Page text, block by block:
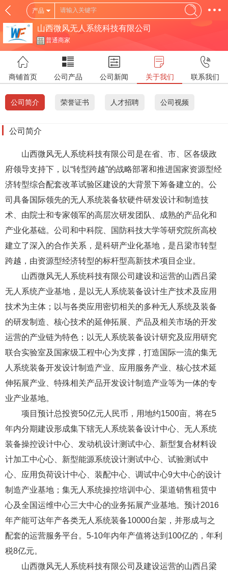
产品
山西微风无人系统科技有限公司
普通商家
商铺首页 公司产品 公司新闻 关于我们 联系我们
公司简介 荣誉证书 人才招聘 公司视频
公司简介
山西微风无人系统科技有限公司是在省、市、区各级政
府领导支持下，以“转型跨越”的战略部署和推进国家资源型经
济转型综合配套改革试验区建设的大背景下筹备建立的。公
司具备国际领先的无人系统装备软硬件研发设计和制造技
术、由院士和专家领军的高层次研发团队、成熟的产品化和
产业化基础。公司和中科院、国防科技大学等研究院所高校
建立了深入的合作关系，是科研产业化基地，是吕梁市转型
跨越，由资源型经济转型的标杆型高新技术项目企业。
山西微风无人系统科技有限公司建设和运营的山西吕梁
无人系统产业基地，是以无人系统装备设计生产技术及应用
技术为主体；以与各类应用密切相关的多种无人系统及装备
的研发制造、核心技术的延伸拓展、产品及相关市场的开发
运营的产业链为特色；以无人系统装备设计研究及应用研究
联合实验室及国家级工程中心为支撑，打造国际一流的集无
人系统装备开发设计制造产业、应用服务产业、核心技术延
伸拓展产业、特殊相关产品开发设计制造产业等为一体的专
业产业基地。
项目预计总投资50亿元人民币，用地约1500亩。将在5
年内分期建设形成集下辖无人系统装备设计中心、无人系统
装备操控设计中心、发动机设计测试中心、新型复合材料设
计加工中心心、新型能源系统设计测试中心、试验测试中
心、应用负荷设计中心、装配中心、调试中心9大中心的设计
制造产业基地；集无人系统操控培训中心、渠道销售租赁中
心及全国运维中心三大中心的业务拓展产业基地。预计2016
年产能可达年产各类无人系统装备10000台架，并形成与之
配套的运营服务平台。5-10年内年产值将达到100亿的，年利
税8亿元。
山西微风无人系统科技有限公司及建设运营的山西吕梁